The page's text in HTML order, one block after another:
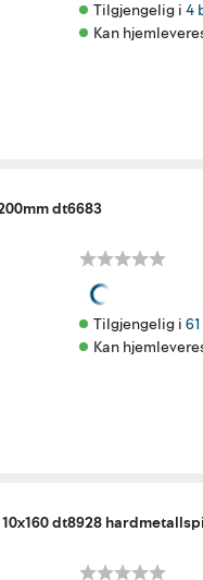
Tilgjengelig i 4
Kan
dt6683
Tilgjengelig i
Kan
dt8928